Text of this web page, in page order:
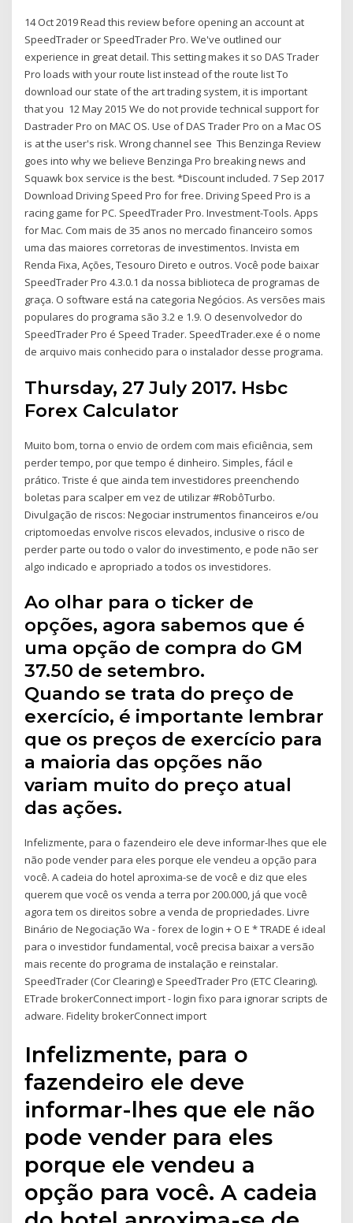
14 Oct 2019 Read this review before opening an account at
SpeedTrader or SpeedTrader Pro. We've outlined our
experience in great detail. This setting makes it so DAS Trader
Pro loads with your route list instead of the route list To
download our state of the art trading system, it is important
that you 12 May 2015 We do not provide technical support for
Dastrader Pro on MAC OS. Use of DAS Trader Pro on a Mac OS
is at the user's risk. Wrong channel see This Benzinga Review
goes into why we believe Benzinga Pro breaking news and
Squawk box service is the best. *Discount included. 7 Sep 2017
Download Driving Speed Pro for free. Driving Speed Pro is a
racing game for PC. SpeedTrader Pro. Investment-Tools. Apps
for Mac. Com mais de 35 anos no mercado financeiro somos
uma das maiores corretoras de investimentos. Invista em
Renda Fixa, Ações, Tesouro Direto e outros. Você pode baixar
SpeedTrader Pro 4.3.0.1 da nossa biblioteca de programas de
graça. O software está na categoria Negócios. As versões mais
populares do programa são 3.2 e 1.9. O desenvolvedor do
SpeedTrader Pro é Speed Trader. SpeedTrader.exe é o nome
de arquivo mais conhecido para o instalador desse programa.
Thursday, 27 July 2017. Hsbc
Forex Calculator
Muito bom, torna o envio de ordem com mais eficiência, sem
perder tempo, por que tempo é dinheiro. Simples, fácil e
prático. Triste é que ainda tem investidores preenchendo
boletas para scalper em vez de utilizar #RobôTurbo.
Divulgação de riscos: Negociar instrumentos financeiros e/ou
criptomoedas envolve riscos elevados, inclusive o risco de
perder parte ou todo o valor do investimento, e pode não ser
algo indicado e apropriado a todos os investidores.
Ao olhar para o ticker de
opções, agora sabemos que é
uma opção de compra do GM
37.50 de setembro.
Quando se trata do preço de
exercício, é importante lembrar
que os preços de exercício para
a maioria das opções não
variam muito do preço atual
das ações.
Infelizmente, para o fazendeiro ele deve informar-lhes que ele
não pode vender para eles porque ele vendeu a opção para
você. A cadeia do hotel aproxima-se de você e diz que eles
querem que você os venda a terra por 200.000, já que você
agora tem os direitos sobre a venda de propriedades. Livre
Binário de Negociação Wa - forex de login + O E * TRADE é ideal
para o investidor fundamental, você precisa baixar a versão
mais recente do programa de instalação e reinstalar.
SpeedTrader (Cor Clearing) e SpeedTrader Pro (ETC Clearing).
ETrade brokerConnect import - login fixo para ignorar scripts de
adware. Fidelity brokerConnect import
Infelizmente, para o
fazendeiro ele deve
informar-lhes que ele não
pode vender para eles
porque ele vendeu a
opção para você. A cadeia